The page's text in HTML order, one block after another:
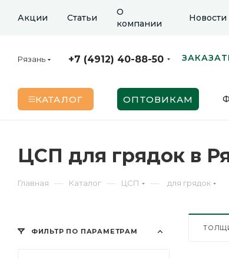
Акции Статьи
О
компании
Новости
Рязань +7 (4912) 40-88-50
КАТАЛОГ ОПТОВИКАМ
ЦСП для грядок в
Главная — Каталог — ЦСП — для грядок
ФИЛЬТР ПО ПАРАМЕТРАМ